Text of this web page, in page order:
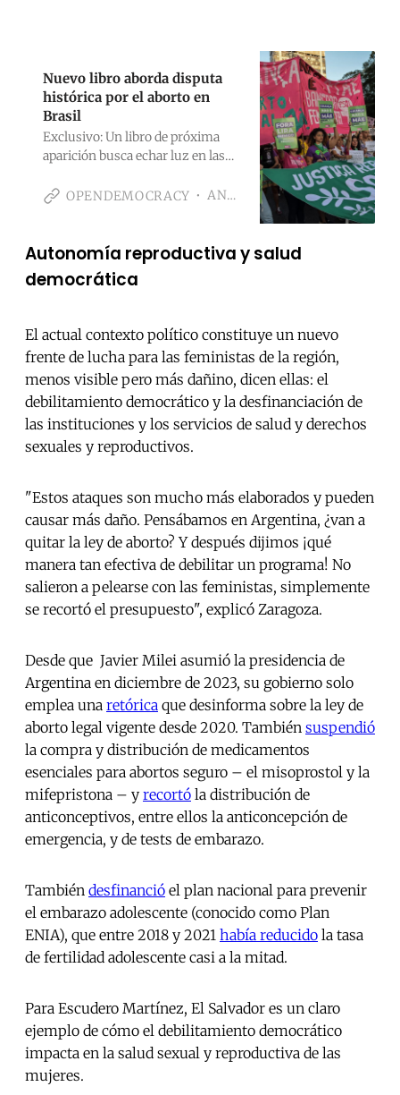
Nuevo libro aborda disputa
histórica por el aborto en
Brasil
Exclusivo: Un libro de próxima
aparición busca echar luz en las
aborto en Brasil, ‘en un panorama
OPENDEMOCRACY ANGELA BOLDRINI
Autonomía reproductiva y salud
democrática
El actual contexto político constituye un nuevo
frente de lucha para las feministas de la región,
menos visible pero más dañino, dicen ellas: el
debilitamiento democrático y la desfinanciación de
las instituciones y los servicios de salud y derechos
sexuales y reproductivos.
"Estos ataques son mucho más elaborados y pueden
causar más daño. Pensábamos en Argentina, ¿van a
quitar la ley de aborto? Y después dijimos ¡qué
manera tan efectiva de debilitar un programa! No
salieron a pelearse con las feministas, simplemente
se recortó el presupuesto", explicó Zaragoza.
Desde que Javier Milei asumió la presidencia de
Argentina en diciembre de 2023, su gobierno solo
emplea una retórica que desinforma sobre la ley de
aborto legal vigente desde 2020. También suspendió
la compra y distribución de medicamentos
esenciales para abortos seguro – el misoprostol y la
mifepristona – y recortó la distribución de
anticonceptivos, entre ellos la anticoncepción de
emergencia, y de tests de embarazo.
También desfinanció el plan nacional para prevenir
el embarazo adolescente (conocido como Plan
ENIA), que entre 2018 y 2021 había reducido la tasa
de fertilidad adolescente casi a la mitad.
Para Escudero Martínez, El Salvador es un claro
ejemplo de cómo el debilitamiento democrático
impacta en la salud sexual y reproductiva de las
mujeres.